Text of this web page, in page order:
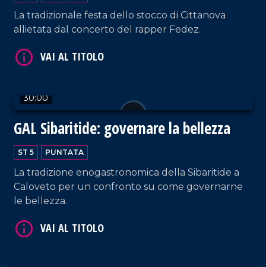
La tradizionale festa dello stocco di Cittanova
allietata dal concerto del rapper Fedez.
30:00
GAL Sibaritide: governare la bellezza
ST 5 PUNTATA
La tradizione enogastronomica della Sibaritide a
Caloveto per un confronto su come governarne
le bellezza.
VAI AL TITOLO